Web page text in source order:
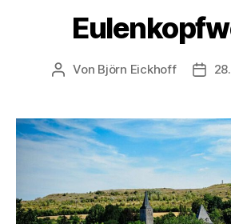
Beitragsautor
Von Björn Eickhoff